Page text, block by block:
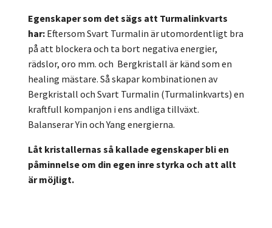
Egenskaper som det sägs att Turmalinkvarts
har: Eftersom Svart Turmalin är utomordentligt bra
på att blockera och ta bort negativa energier,
rädslor, oro mm. och Bergkristall är känd som en
healing mästare. Så skapar kombinationen av
Bergkristall och Svart Turmalin (Turmalinkvarts) en
kraftfull kompanjon i ens andliga tillväxt.
Balanserar Yin och Yang energierna.
Låt kristallernas så kallade egenskaper bli en
påminnelse om din egen inre styrka och att allt
är möjligt.